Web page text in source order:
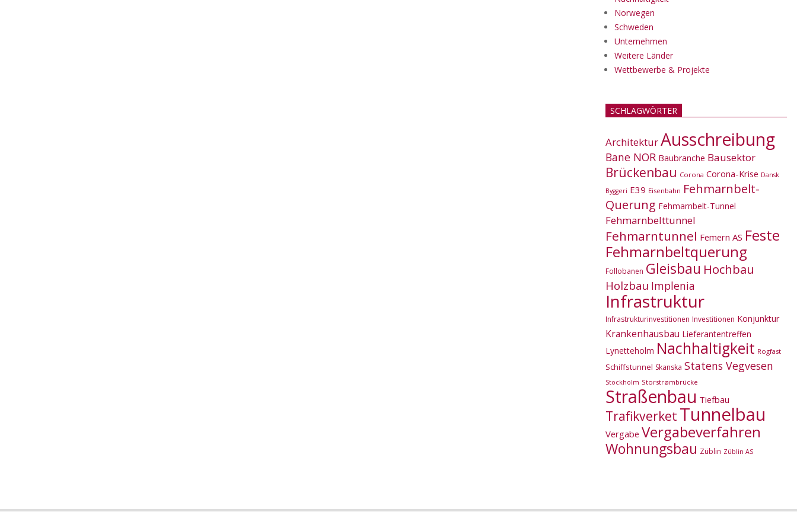
Norwegen
Schweden
Unternehmen
Weitere Länder
Wettbewerbe & Projekte
SCHLAGWÖRTER
ArchitekturAusschreibung
Bane NOR Baubranche Bausektor
Brückenbau Corona Corona-Krise Dansk
Byggeri E39 Eisenbahn Fehmarnbelt-
Querung Fehmarnbelt-Tunnel
Fehmarnbelttunnel
Fehmarntunnel Femern AS Feste
Fehmarnbeltquerung
Follobanen Gleisbau Hochbau
Holzbau Implenia
Infrastruktur
Infrastrukturinvestitionen Investitionen Konjunktur
Krankenhausbau Lieferantentreffen
Lynetteholm Nachhaltigkeit Rogfast
Schiffstunnel Skanska Statens Vegvesen
Stockholm Storstrømbrücke
Straßenbau Tiefbau
Trafikverket Tunnelbau
Vergabe Vergabeverfahren
Wohnungsbau Züblin Züblin AS